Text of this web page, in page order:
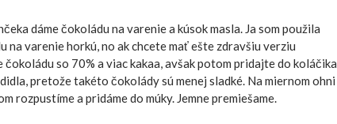
dáme čokoládu na varenie a kúsok masla. Ja som použila
na varenie horkú, no ak chcete mať ešte zdravšiu verziu
čokoládu so 70% a viac kakaa, avšak potom pridajte do koláčika
pretože takéto čokolády sú menej sladké. Na miernom ohni
rozpustíme a pridáme do múky. Jemne premiešame.